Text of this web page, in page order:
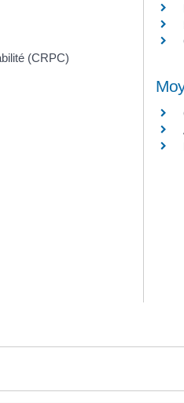
(CRPC)